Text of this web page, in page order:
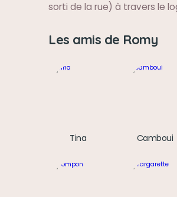
sorti de la rue) à travers le
Les amis de Romy
Tina Camboui